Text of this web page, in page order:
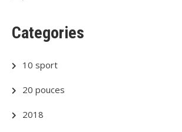
Categories
10 sport
20 pouces
2018